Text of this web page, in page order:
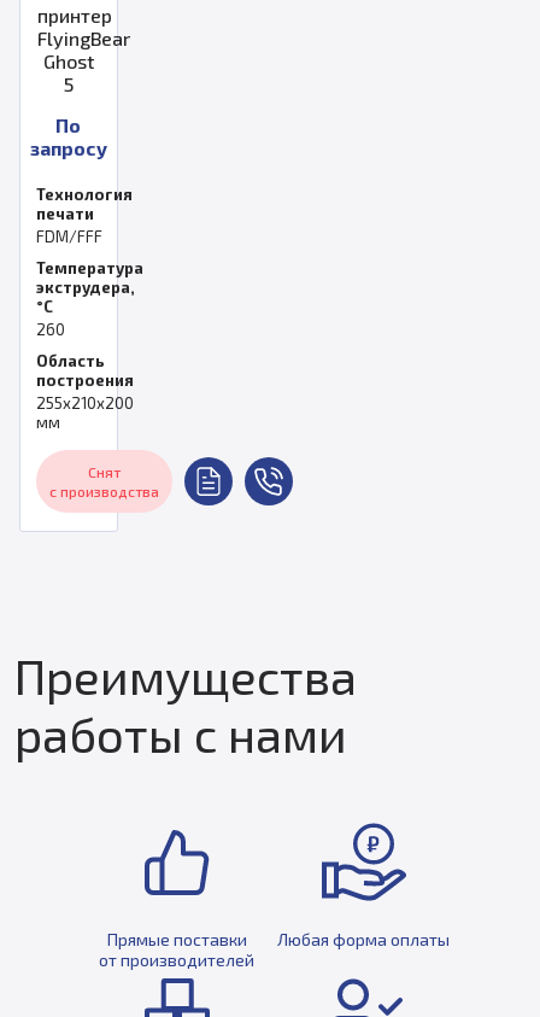
принтер
FlyingBear
Ghost
5
По
запросу
Технология
печати
FDM/FFF
Температура
экструдера,
°C
260
Область
построения
255x210x200
мм
Снят
с производства
Преимущества
работы с нами
Прямые поставки
от производителей
Любая форма оплаты